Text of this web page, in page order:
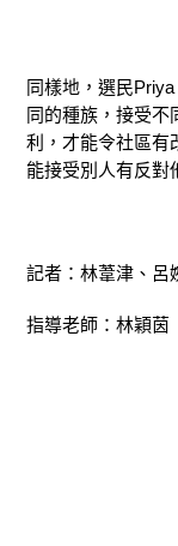
同樣地，選民
同的種族，接受不
利，才能令社區有
能接受別人有反對
記者：林葦津、呂
指導老師：林穎茵